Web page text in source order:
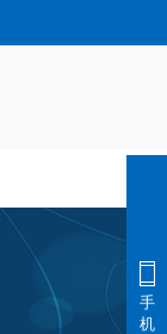
手
机